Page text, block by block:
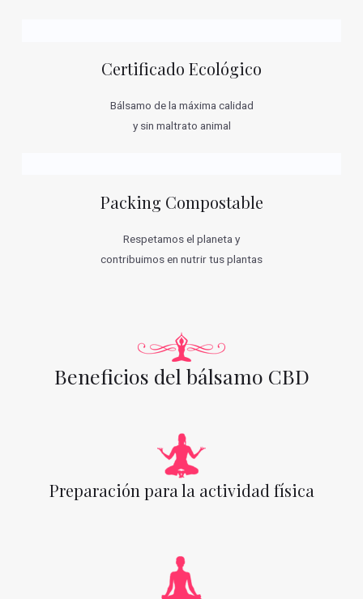
Certificado Ecológico
Bálsamo de la máxima calidad
y sin maltrato animal
Packing Compostable
Respetamos el planeta y
contribuimos en nutrir tus plantas
Beneficios del bálsamo CBD
Preparación para la actividad física